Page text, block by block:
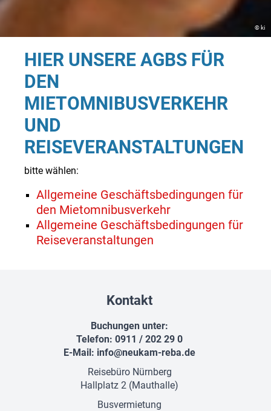
© ki
HIER UNSERE AGBS FÜR
DEN
MIETOMNIBUSVERKEHR
UND
REISEVERANSTALTUNGEN
bitte wählen:
Allgemeine Geschäftsbedingungen für
den Mietomnibusverkehr
Allgemeine Geschäftsbedingungen für
Reiseveranstaltungen
Kontakt
Buchungen unter:
Telefon: 0911 / 202 29 0
E-Mail: info@neukam-reba.de
Reisebüro Nürnberg
Hallplatz 2 (Mauthalle)
Busvermietung